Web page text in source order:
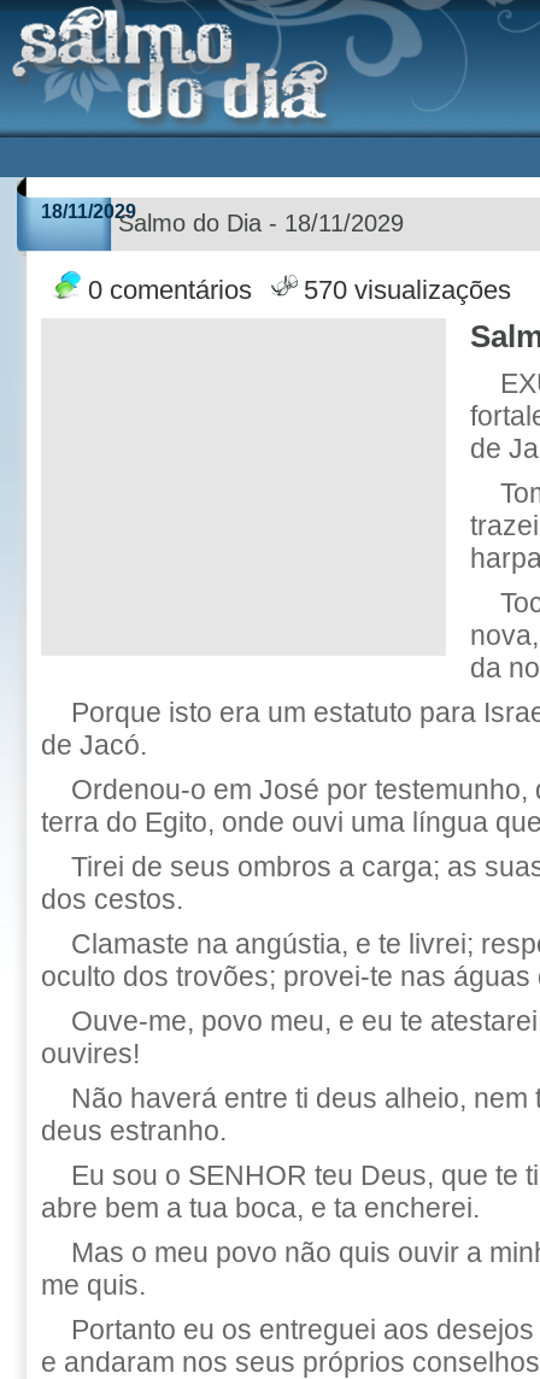
18/11/2029Salmo do Dia - 18/11/2029
0 comentários 570 visualizações
de
da
Porque isto era um estatuto para
de Jacó.
Ordenou-o em José por
terra do Egito, onde ouvi uma língua
Tirei de seus ombros a carga; as
dos cestos.
Clamaste na angústia, e te livrei;
oculto dos trovões; provei-te nas águas
Ouve-me, povo meu, e eu te
ouvires!
Não haverá entre ti deus alheio,
deus estranho.
Eu sou o SENHOR teu Deus, que te
abre bem a tua boca, e ta encherei.
Mas o meu povo não quis ouvir a
me quis.
Portanto eu os entreguei aos
e andaram nos seus próprios